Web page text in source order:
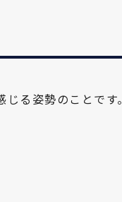
る姿勢のことです。